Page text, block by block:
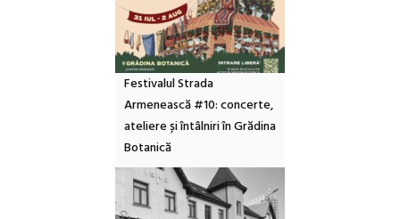
Festivalul Strada
Armenească #10: concerte,
ateliere și întâlniri în Grădina
Botanică